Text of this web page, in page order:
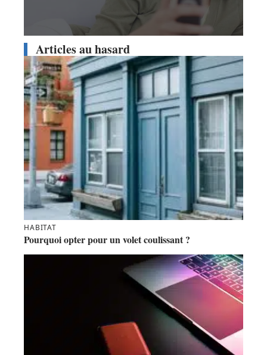
Articles au hasard
HABITAT
Pourquoi opter pour un volet coulissant ?